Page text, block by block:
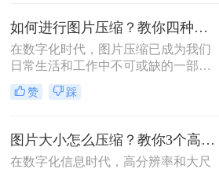
介绍三种常用的照片压缩方法。
如何进行图片压缩？教你四种实用方法！
在数字化时代，图片压缩已成为我们
日常生活和工作中不可或缺的一部
分。无论是为了节省存储空间，还是
为了加快图片在网络上的传输速度，
进行图片压缩呢？本文将为您介绍四
种实用的图片压缩方法。
赞 踩
图片大小怎么压缩？教你3个高效压缩方法！
在数字化信息时代，高分辨率和大尺